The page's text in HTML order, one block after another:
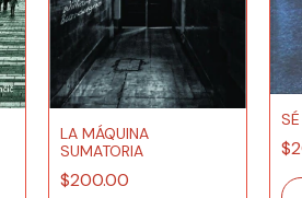
LA MÁQUINA
SUMATORIA
$200.00